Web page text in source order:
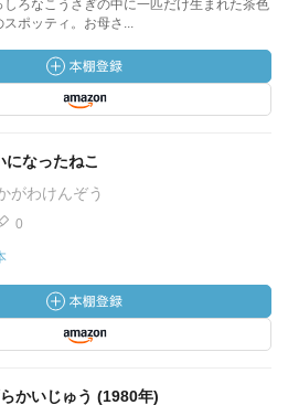
しろなこうさぎの中に一匹だけ生まれた茶色
ポッティ。お母さ...
になったねこ
がわけんぞう
0
かいじゅう (1980年)